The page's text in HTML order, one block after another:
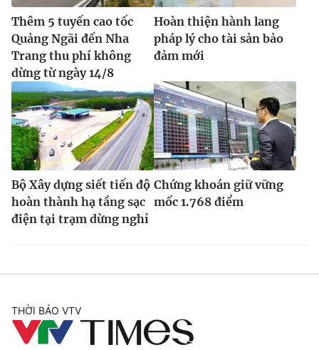
Thêm 5 tuyến cao tốc
Quảng Ngãi đến Nha
Trang thu phí không
dừng từ ngày 14/8
Hoàn thiện hành lang
pháp lý cho tài sản bảo
đảm mới
Bộ Xây dựng siết tiến độ
hoàn thành hạ tầng sạc
điện tại trạm dừng nghỉ
Chứng khoán giữ vững
mốc 1.768 điểm
THỜI BÁO VTV